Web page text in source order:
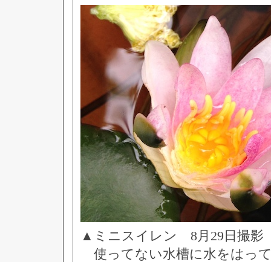
▲ミニスイレン 8月29日撮影
使ってない水槽に水をはっ